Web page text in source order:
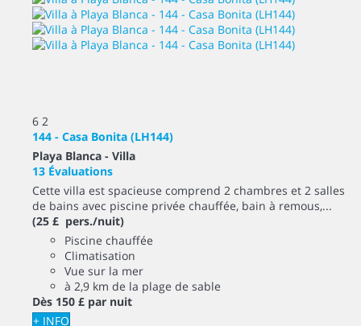
6 2
144 - Casa Bonita (LH144)
Playa Blanca - Villa
13 Évaluations
Cette villa est spacieuse comprend 2 chambres et 2 salles
de bains avec piscine privée chauffée, bain à remous,...
(25 £ pers./nuit)
Piscine chauffée
Climatisation
Vue sur la mer
à 2,9 km de la plage de sable
Dès 150 £ par nuit
+ INFO